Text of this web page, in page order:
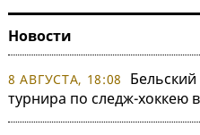
Новости
8 АВГУСТА, 18:08
турнира по следж-хоккею